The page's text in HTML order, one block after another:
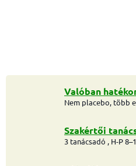
Valóban
Nem placebo, több
Szakértői
3 tanácsadó , H-P